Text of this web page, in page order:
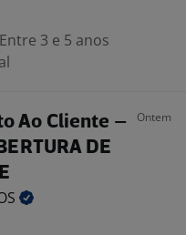
Entre 3 e 5 anos
Ao Cliente –
DE
Ontem